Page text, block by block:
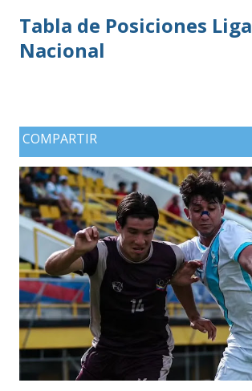
Tabla de Posiciones Liga
Nacional
COMPARTIR